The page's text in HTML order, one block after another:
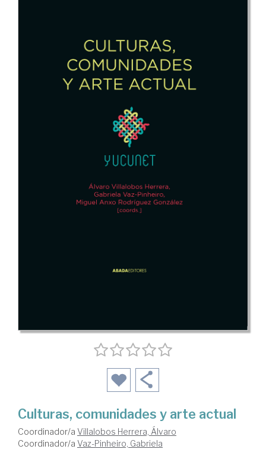
Culturas, comunidades y arte actual
Coordinador/a Villalobos Herrera, Álvaro
Coordinador/a Vaz-Pinheiro, Gabriela